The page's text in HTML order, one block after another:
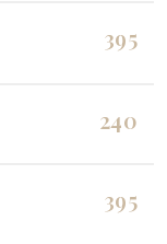
395
240
395